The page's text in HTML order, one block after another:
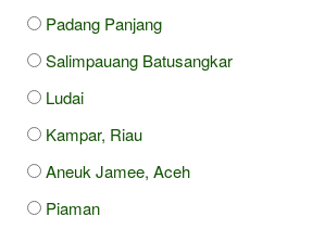
Padang Panjang
Salimpauang Batusangkar
Ludai
Kampar, Riau
Aneuk Jamee, Aceh
Piaman